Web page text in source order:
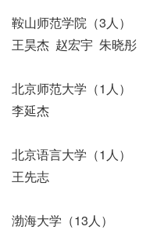
鞍山师范学院（3人）
王昊杰 赵宏宇 朱晓彤
北京师范大学（1人）
李延杰
北京语言大学（1人）
王先志
渤海大学（13人）